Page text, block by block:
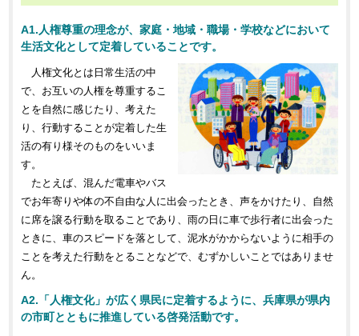
A1.人権尊重の理念が、家庭・地域・職場・学校などにおいて
生活文化として定着していることです。
人権文化とは日常生活の中
で、お互いの人権を尊重するこ
とを自然に感じたり、考えた
り、行動することが定着した生
活の有り様そのものをいいま
す。
たとえば、混んだ電車やバス
でお年寄りや体の不自由な人に出会ったとき、声をかけたり、自然
に席を譲る行動を取ることであり、雨の日に車で歩行者に出会った
ときに、車のスピードを落として、泥水がかからないように相手の
ことを考えた行動をとることなどで、むずかしいことではありませ
ん。
A2.「人権文化」が広く県民に定着するように、兵庫県が県内
の市町とともに推進している啓発活動です。